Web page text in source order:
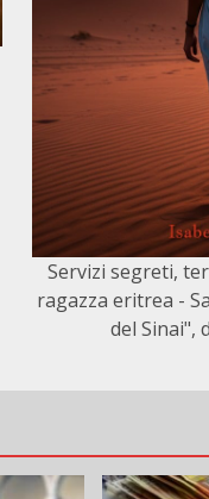
Servizi segreti,
ragazza eritrea -
del Sinai",